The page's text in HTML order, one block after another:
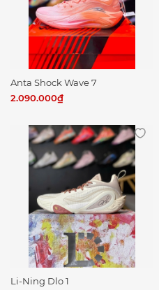
Anta Shock Wave 7
2.090.000₫
Li-Ning Dlo 1